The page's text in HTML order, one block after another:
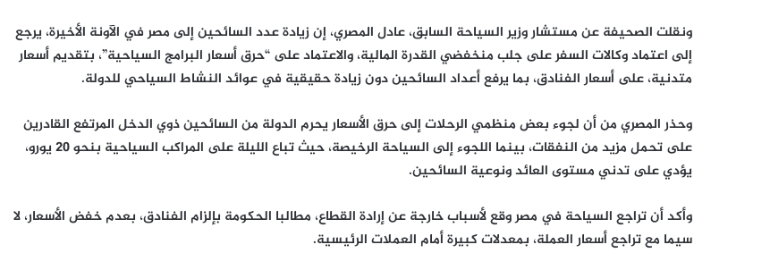
ونقلت الصحيفة عن مستشار وزير السياحة السابق، عادل المصري، إن زيادة عدد السائحين إلى مصر في الآونة الأخيرة، يرجع
إلى اعتماد وكالات السفر على جلب منخفضي القدرة المالية، والاعتماد على “حرق أسعار البرامج السياحية”، بتقديم أسعار
متدنية، على أسعار الفنادق، بما يرفع أعداد السائحين دون زيادة حقيقية في عوائد النشاط السياحي للدولة.
وحذر المصري من أن لجوء بعض منظمي الرحلات إلى حرق الأسعار يحرم الدولة من السائحين ذوي الدخل المرتفع القادرين
على تحمل مزيد من النفقات، بينما اللجوء إلى السياحة الرخيصة، حيث تباع الليلة على المراكب السياحية بنحو 20 يورو،
يؤدي على تدني مستوى العائد ونوعية السائحين.
وأكد أن تراجع السياحة في مصر وقع لأسباب خارجة عن إرادة القطاع، مطالبا الحكومة بإلزام الفنادق، بعدم خفض الأسعار، لا
سيما مع تراجع أسعار العملة، بمعدلات كبيرة أمام العملات الرئيسية.